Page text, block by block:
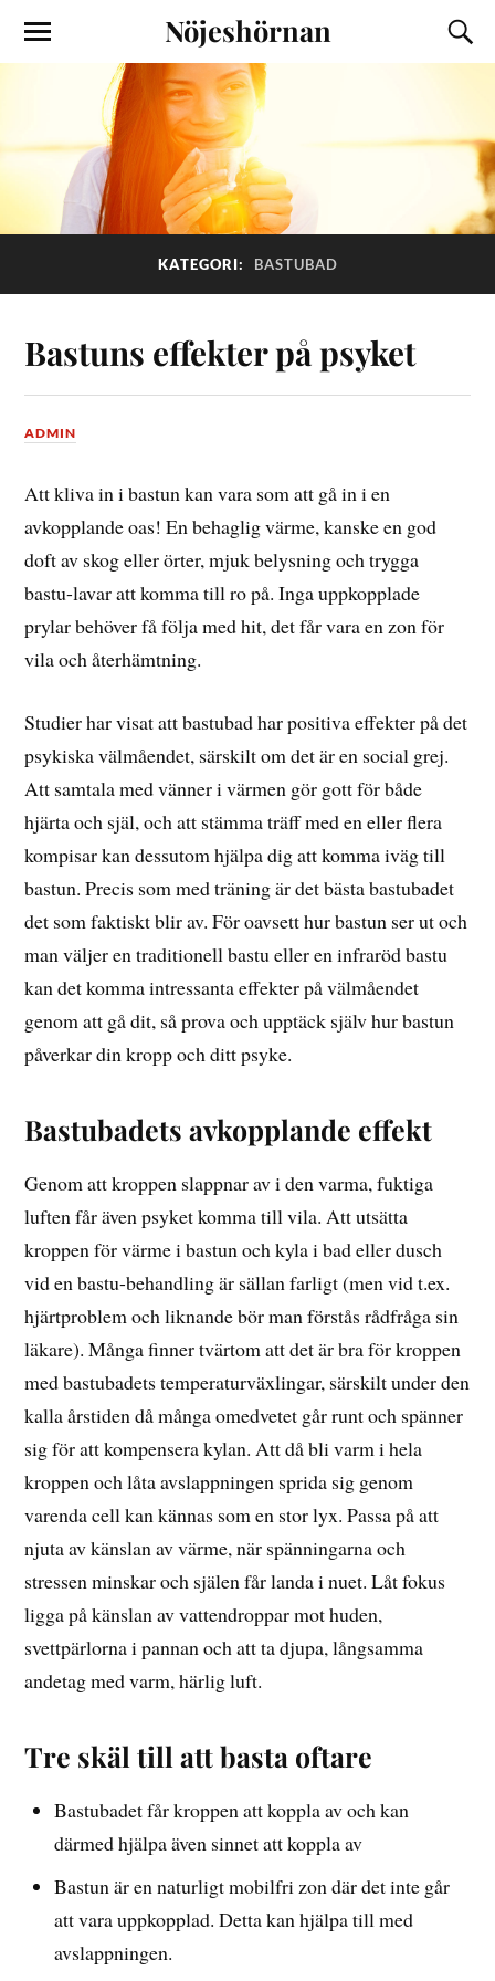
Nöjeshörnan
KATEGORI: BASTUBAD
Bastuns effekter på psyket
ADMIN
Att kliva in i bastun kan vara som att gå in i en
avkopplande oas! En behaglig värme, kanske en god
doft av skog eller örter, mjuk belysning och trygga
bastu-lavar att komma till ro på. Inga uppkopplade
prylar behöver få följa med hit, det får vara en zon för
vila och återhämtning.
Studier har visat att bastubad har positiva effekter på det
psykiska välmåendet, särskilt om det är en social grej.
Att samtala med vänner i värmen gör gott för både
hjärta och själ, och att stämma träff med en eller flera
kompisar kan dessutom hjälpa dig att komma iväg till
bastun. Precis som med träning är det bästa bastubadet
det som faktiskt blir av. För oavsett hur bastun ser ut och
man väljer en traditionell bastu eller en infraröd bastu
kan det komma intressanta effekter på välmåendet
genom att gå dit, så prova och upptäck själv hur bastun
påverkar din kropp och ditt psyke.
Bastubadets avkopplande effekt
Genom att kroppen slappnar av i den varma, fuktiga
luften får även psyket komma till vila. Att utsätta
kroppen för värme i bastun och kyla i bad eller dusch
vid en bastu-behandling är sällan farligt (men vid t.ex.
hjärtproblem och liknande bör man förstås rådfråga sin
läkare). Många finner tvärtom att det är bra för kroppen
med bastubadets temperaturväxlingar, särskilt under den
kalla årstiden då många omedvetet går runt och spänner
sig för att kompensera kylan. Att då bli varm i hela
kroppen och låta avslappningen sprida sig genom
varenda cell kan kännas som en stor lyx. Passa på att
njuta av känslan av värme, när spänningarna och
stressen minskar och själen får landa i nuet. Låt fokus
ligga på känslan av vattendroppar mot huden,
svettpärlorna i pannan och att ta djupa, långsamma
andetag med varm, härlig luft.
Tre skäl till att basta oftare
Bastubadet får kroppen att koppla av och kan
därmed hjälpa även sinnet att koppla av
Bastun är en naturligt mobilfri zon där det inte går
att vara uppkopplad. Detta kan hjälpa till med
avslappningen.